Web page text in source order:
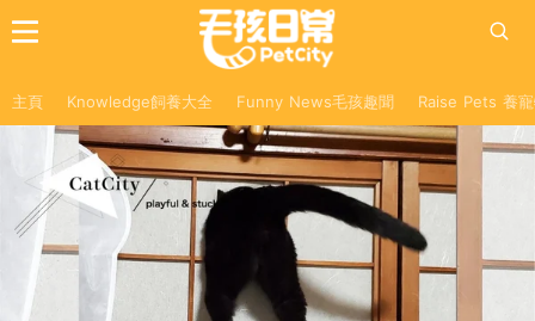
主頁 Knowledge飼養大全 Funny News毛孩趣聞 Raise Pets 養